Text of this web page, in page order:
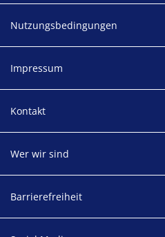
Nutzungsbedingungen
Impressum
Kontakt
Wer wir sind
Barrierefreiheit